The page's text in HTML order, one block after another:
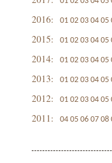
2016: 01 02 03 04 05
2015: 01 02 03 04 05
2014: 01 02 03 04 05
2013: 01 02 03 04 05
2012: 01 02 03 04 05
2011: 04 05 06 07 08